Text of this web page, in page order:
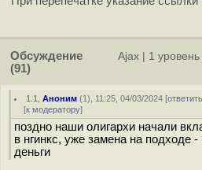
Обсуждение
(91)
Ajax 1 уровень
1.1 ,Аноним (1), 11:25, 04/03/2024 [
[к модератору]
поздно наши олигархи начали
в нгинкс, уже замена на подходе
деньги